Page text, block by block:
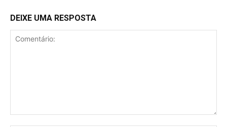
DEIXE UMA RESPOSTA